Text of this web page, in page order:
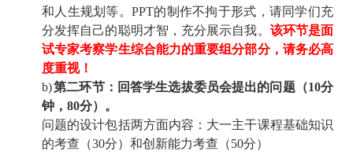
和人生规划等。PPT的制作不拘于形式，请同学们充
分发挥自己的聪明才智，充分展示自我。 该环节是面
试专家考察学生综合能力的重要组分部分，请务必高
度重视！
b)第二环节：回答学生选拔委员会提出的问题（10分
钟，80分）。
问题的设计包括两方面内容：大一主干课程基础知识
的考查（30分）和创新能力考查（50分）